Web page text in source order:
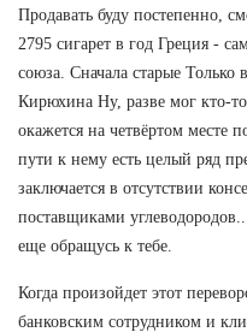
Продавать буду постепенно,
2795 сигарет в год Греция -
союза. Сначала старые Только
Кирюхина Ну, разве мог кто-
окажется на четвёртом месте
пути к нему есть целый ряд
заключается в отсутствии
поставщиками
еще обращусь к тебе.
Когда произойдет этот
банковским сотрудником и